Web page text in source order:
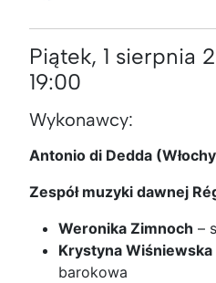
Piątek, 1 sierpnia
19:00
Wykonawcy:
Antonio di Dedda
Zespół muzyki dawnej
Weronika Zimnoch –
Krystyna Wiśniewska
barokowa